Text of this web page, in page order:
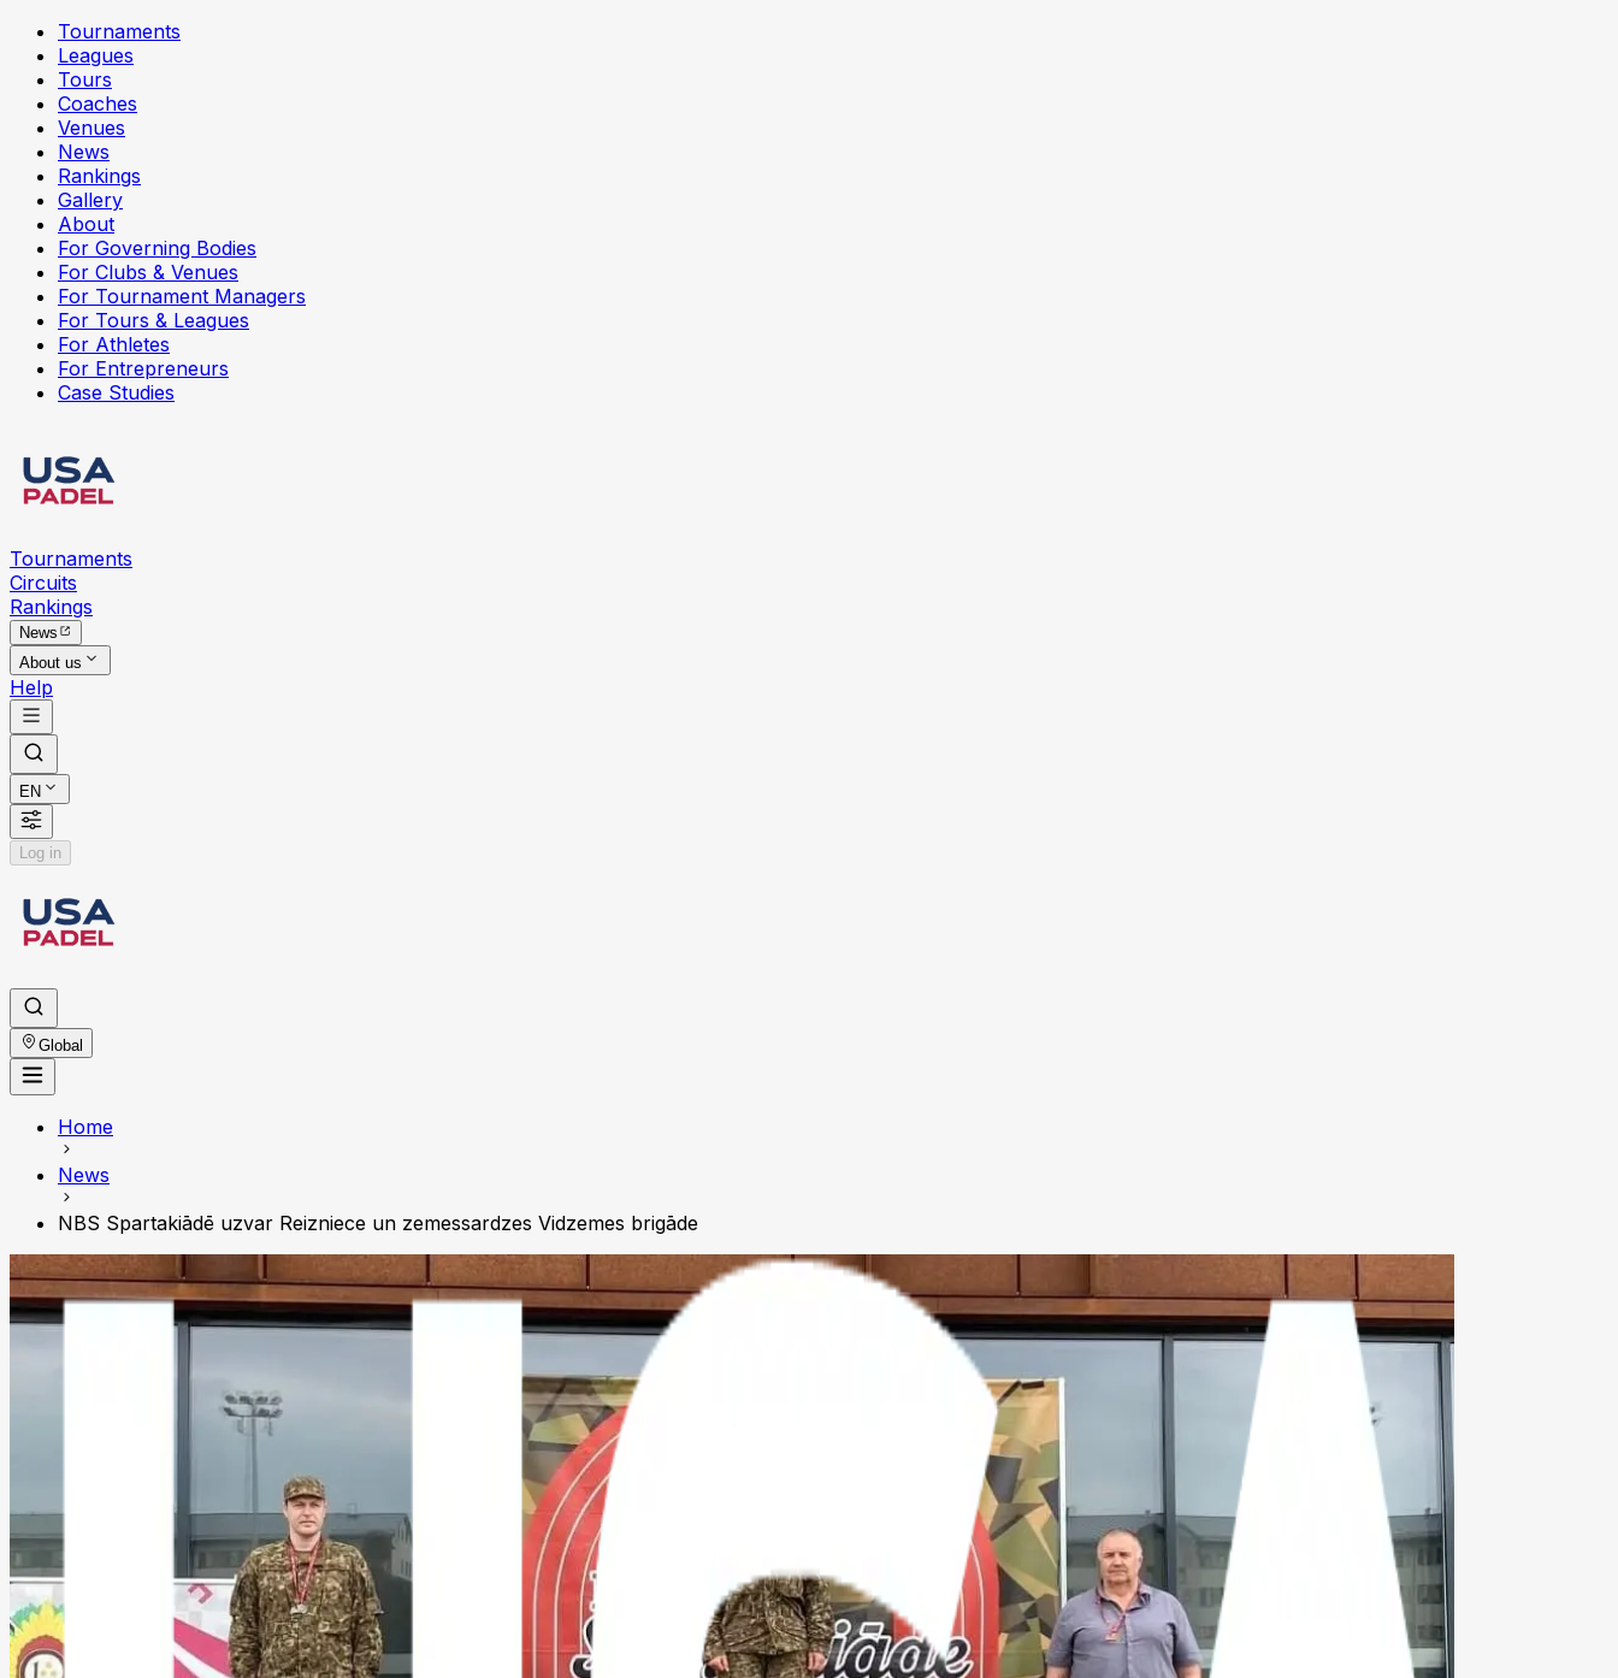
Tournaments
Leagues
Tours
Coaches
Venues
News
Rankings
Gallery
About
For Governing Bodies
For Clubs & Venues
For Tournament Managers
For Tours & Leagues
For Athletes
For Entrepreneurs
Case Studies
Tournaments
Circuits
Rankings
News
About us
Help
EN
Log in
Global
Home
News
NBS Spartakiādē uzvar Reizniece un zemessardzes Vidzemes brigāde